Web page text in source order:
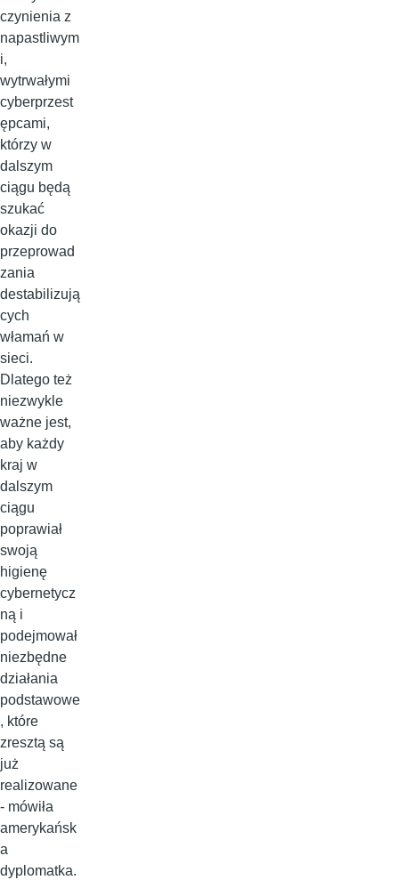
czynienia z
napastliwym
i,
wytrwałymi
cyberprzest
ępcami,
którzy w
dalszym
ciągu będą
szukać
okazji do
przeprowad
zania
destabilizują
cych
włamań w
sieci.
Dlatego też
niezwykle
ważne jest,
aby każdy
kraj w
dalszym
ciągu
poprawiał
swoją
higienę
cybernetycz
ną i
podejmował
niezbędne
działania
podstawowe
, które
zresztą są
już
realizowane
- mówiła
amerykańsk
a
dyplomatka.